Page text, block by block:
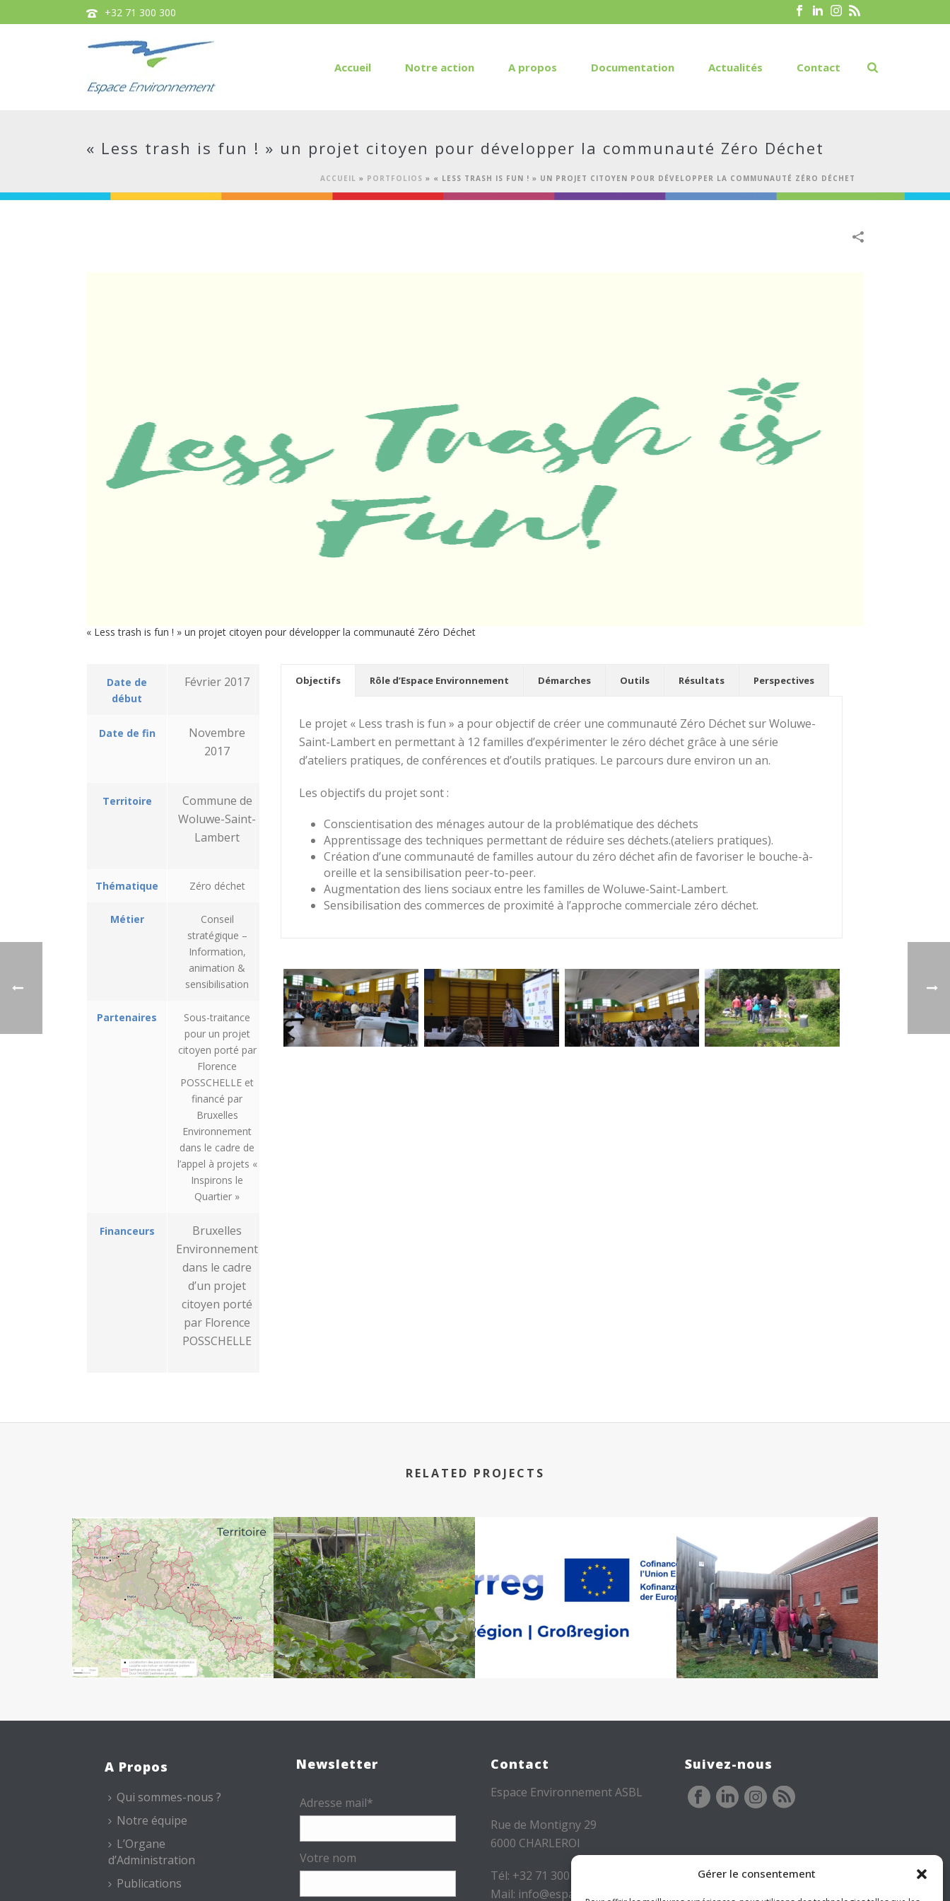
Gérer le consentement
+32 71 300 300
Accueil Notre action A propos Documentation Actualités Contact
« Less trash is fun ! » un projet citoyen pour développer la communauté Zéro Déchet
ACCUEIL » PORTFOLIOS » « LESS TRASH IS FUN ! » UN PROJET CITOYEN POUR DÉVELOPPER LA COMMUNAUTÉ ZÉRO DÉCHET
« Less trash is fun ! » un projet citoyen pour développer la communauté Zéro Déchet
Date de
début
Février 2017
Date de fin
Novembre
2017
Territoire
Commune de
Woluwe-Saint-
Lambert
Thématique Zéro déchet
Métier
Conseil
stratégique –
Information,
animation &
sensibilisation
Partenaires
Sous-traitance
pour un projet
citoyen porté par
Florence
POSSCHELLE et
financé par
Bruxelles
Environnement
dans le cadre de
l’appel à projets «
Inspirons le
Quartier »
Financeurs
Bruxelles
Environnement
dans le cadre
d’un projet
citoyen porté
par Florence
POSSCHELLE
Objectifs Rôle d’Espace Environnement Démarches Outils Résultats Perspectives
Le projet « Less trash is fun » a pour objectif de créer une communauté Zéro Déchet sur Woluwe-
Saint-Lambert en permettant à 12 familles d’expérimenter le zéro déchet grâce à une série
d’ateliers pratiques, de conférences et d’outils pratiques. Le parcours dure environ un an.
Les objectifs du projet sont :
Conscientisation des ménages autour de la problématique des déchets
Apprentissage des techniques permettant de réduire ses déchets.(ateliers pratiques).
Création d’une communauté de familles autour du zéro déchet afin de favoriser le bouche-à-
oreille et la sensibilisation peer-to-peer.
Augmentation des liens sociaux entre les familles de Woluwe-Saint-Lambert.
Sensibilisation des commerces de proximité à l’approche commerciale zéro déchet.
RELATED PROJECTS
A Propos
Qui sommes-nous ?
Notre équipe
L’Organe
d’Administration
Publications
Newsletter
Adresse mail*
Votre nom
Contact
Espace Environnement ASBL
Rue de Montigny 29
6000 CHARLEROI
Tél: +32 71 300 300
Mail: info@espace-
Suivez-nous